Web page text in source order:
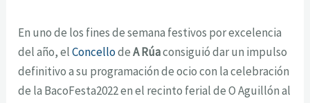
En uno de los fines de semana festivos por excelencia
del año, elConcellodeA Rúaconsiguió dar un impulso
definitivo a su programación de ocio con la celebración
de la BacoFesta2022 en el recinto ferial de O Aguillón al